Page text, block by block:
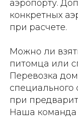
аэропорту.
конкретных
при расчете.
Можно ли
питомца или
Перевозка
при
Наша команда